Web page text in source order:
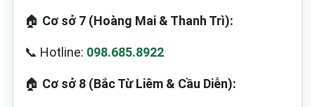
🏠 Cơ sở 7 (Hoàng Mai & Thanh Trì):
📞 Hotline: 098.685.8922
🏠 Cơ sở 8 (Bắc Từ Liêm & Cầu Diễn):